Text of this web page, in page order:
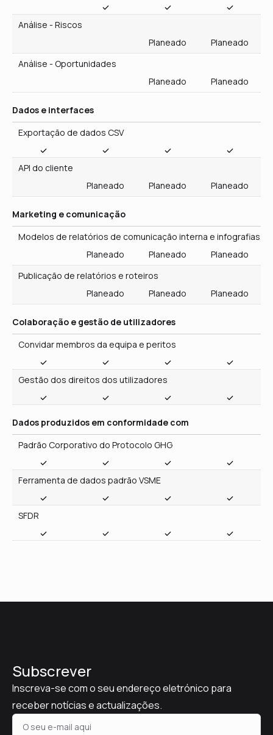
Planeado
Planeado
Exportação de dados CSV
Planeado
Planeado Planeado
Marketing e comunicação
Modelos de relatórios de comunicação interna e infografias
Planeado
Planeado
Planeado
Publicação de relatórios e roteiros
Planeado
Planeado Planeado
Colaboração e gestão de utilizadores
Convidar membros da equipa e peritos
Padrão Corporativo do Protocolo GHG
SFDR
Subscrever
Política de privacidade
Português